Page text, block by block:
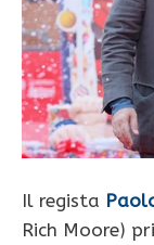
Il regista
Rich Moore)